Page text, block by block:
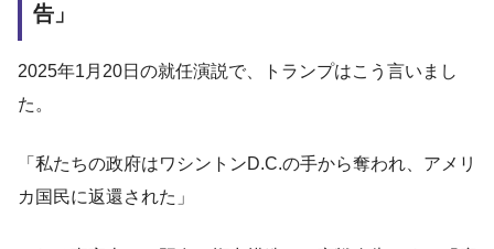
告」
2025年1月20日の就任演説で、トランプはこう言いまし
た。
「私たちの政府はワシントンD.C.の手から奪われ、アメリ
カ国民に返還された」